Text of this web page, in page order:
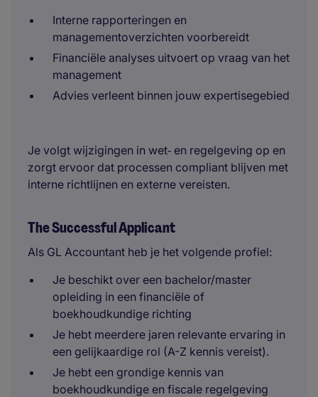
Interne rapporteringen en
managementoverzichten voorbereidt
Financiële analyses uitvoert op vraag van het
management
Advies verleent binnen jouw expertisegebied
Je volgt wijzigingen in wet‑ en regelgeving op en
zorgt ervoor dat processen compliant blijven met
interne richtlijnen en externe vereisten.
The Successful Applicant
Als GL Accountant heb je het volgende profiel:
Je beschikt over een bachelor/master
opleiding in een financiële of
boekhoudkundige richting
Je hebt meerdere jaren relevante ervaring in
een gelijkaardige rol (A-Z kennis vereist).
Je hebt een grondige kennis van
boekhoudkundige en fiscale regelgeving